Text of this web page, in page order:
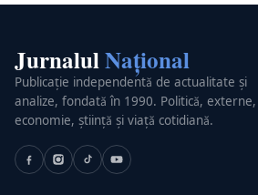
JurnalulNațional
Publicație independentă de actualitate și
analize, fondată în 1990. Politică, externe,
economie, știință și viață cotidiană.